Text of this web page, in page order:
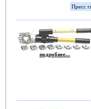
Пресс
подробнее...